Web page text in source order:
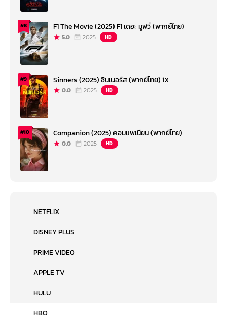
#8 F1 The Movie (2025) F1 เดอะ มูฟวี่ (พากย์ไทย)
5.0 2025 HD
#9 Sinners (2025) ซินเนอร์ส (พากย์ไทย) 1X
0.0 2025 HD
#10 Companion (2025) คอมแพเนียน (พากย์ไทย)
0.0 2025 HD
NETFLIX
DISNEY PLUS
PRIME VIDEO
APPLE TV
HULU
HBO